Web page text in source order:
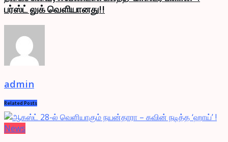
பர்ஸ்ட் லுக் வெளியானது!!
admin
Related Posts
News